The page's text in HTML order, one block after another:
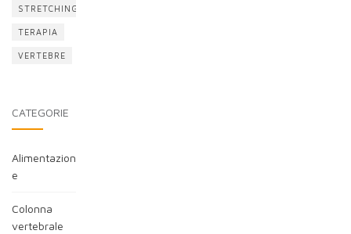
STRETCHING
TERAPIA
VERTEBRE
CATEGORIE
Alimentazion
e
Colonna
vertebrale